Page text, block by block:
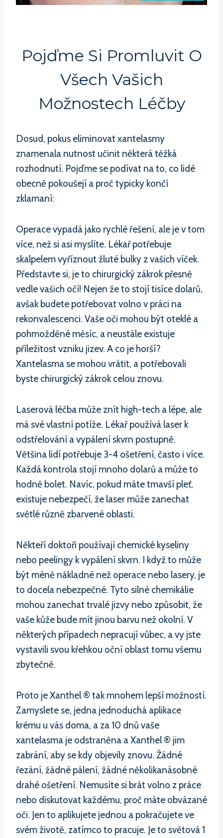
Pojďme Si Promluvit O
Všech Vašich
Možnostech Léčby
Dosud, pokus eliminovat xantelasmy
znamenala nutnost učinit některá těžká
rozhodnutí. Pojďme se podívat na to, co lidé
obecně pokoušejí a proč typicky končí
zklamaní:
Operace vypadá jako rychlé řešení, ale je v tom
více, než si asi myslíte. Lékař potřebuje
skalpelem vyříznout žluté bulky z vašich víček.
Představte si, je to chirurgický zákrok přesně
vedle vašich očí! Nejen že to stojí tisíce dolarů,
avšak budete potřebovat volno v práci na
rekonvalescenci. Vaše oči mohou být oteklé a
pohmožděné měsíc, a neustále existuje
příležitost vzniku jizev. A co je horší?
Xantelasma se mohou vrátit, a potřebovali
byste chirurgický zákrok celou znovu.
Laserová léčba může znít high-tech a lépe, ale
má své vlastní potíže. Lékař používá laser k
odstřelování a vypálení skvrn postupně.
Většina lidí potřebuje 3-4 ošetření, často i více.
Každá kontrola stojí mnoho dolarů a může to
hodně bolet. Navíc, pokud máte tmavší pleť,
existuje nebezpečí, že laser může zanechat
světlé různě zbarvené oblasti.
Někteří doktoři používají chemické kyseliny
nebo peelingy k vypálení skvrn. I když to může
být méně nákladné než operace nebo lasery, je
to docela nebezpečné. Tyto silné chemikálie
mohou zanechat trvalé jizvy nebo způsobit, že
vaše kůže bude mít jinou barvu než okolní. V
některých případech nepracují vůbec, a vy jste
vystavili svou křehkou oční oblast tomu všemu
zbytečně.
Proto je Xanthel ® tak mnohem lepší možností.
Zamyslete se, jedna jednoduchá aplikace
krému u vás doma, a za 10 dnů vaše
xantelasma je odstraněna a Xanthel ® jim
zabrání, aby se kdy objevily znovu. Žádné
řezání, žádné pálení, žádné několikanásobné
drahé ošetření. Nemusíte si brát volno z práce
nebo diskutovat každému, proč máte obvázané
oči. Jen to aplikujete jednou a pokračujete ve
svém životě, zatímco to pracuje. Je to světová 1